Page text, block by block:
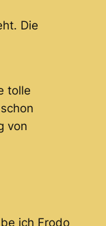
Die
tolle
von
ich Frodo